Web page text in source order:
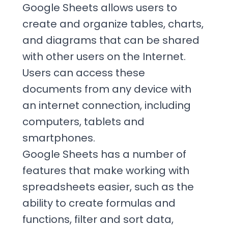
Google Sheets allows users to
create and organize tables, charts,
and diagrams that can be shared
with other users on the Internet.
Users can access these
documents from any device with
an internet connection, including
computers, tablets and
smartphones.
Google Sheets has a number of
features that make working with
spreadsheets easier, such as the
ability to create formulas and
functions, filter and sort data,